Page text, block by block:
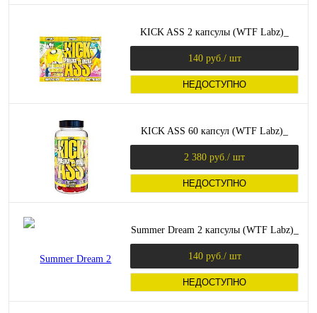
KICK ASS 2 капсулы (WTF Labz)_
140 руб. / шт
НЕДОСТУПНО
KICK ASS 60 капсул (WTF Labz)_
2 380 руб. / шт
НЕДОСТУПНО
Summer Dream 2 капсулы (WTF Labz)_
140 руб. / шт
НЕДОСТУПНО